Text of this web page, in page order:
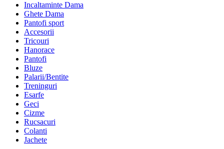
Incaltaminte Dama
Ghete Dama
Pantofi sport
Accesorii
Tricouri
Hanorace
Pantofi
Bluze
Palarii/Bentite
Treninguri
Esarfe
Geci
Cizme
Rucsacuri
Colanti
Jachete